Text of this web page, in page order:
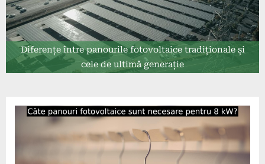
Diferențe între panourile fotovoltaice tradiționale și
cele de ultimă generație